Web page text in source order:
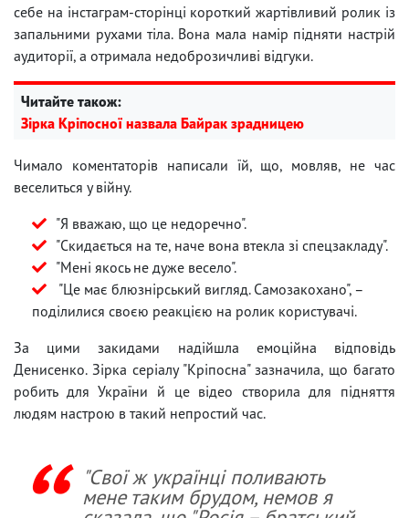
себе на інстаграм-сторінці короткий жартівливий ролик із
запальними рухами тіла. Вона мала намір підняти настрій
аудиторії, а отримала недоброзичливі відгуки.
Читайте також:
Зірка Кріпосної назвала Байрак зрадницею
Чимало коментаторів написали їй, що, мовляв, не час
веселиться у війну.
"Я вважаю, що це недоречно".
"Скидається на те, наче вона втекла зі спецзакладу".
"Мені якось не дуже весело".
"Це має блюзнірський вигляд. Самозакохано", –
поділилися своєю реакцією на ролик користувачі.
За цими закидами надійшла емоційна відповідь
Денисенко. Зірка серіалу "Кріпосна" зазначила, що багато
робить для України й це відео створила для підняття
людям настрою в такий непростий час.
"Свої ж українці поливають
мене таким брудом, немов я